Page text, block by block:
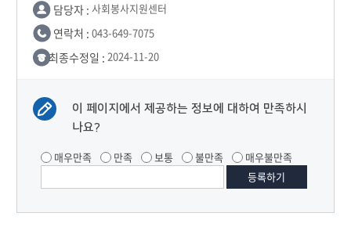
담당자 : 사회봉사지원센터
연락처 : 043-649-7075
최종수정일 : 2024-11-20
이 페이지에서 제공하는 정보에 대하여 만족하시
나요?
매우만족 만족 보통 불만족 매우불만족